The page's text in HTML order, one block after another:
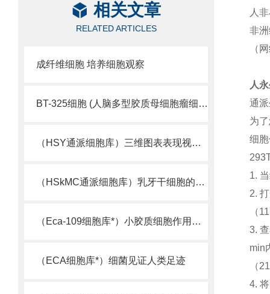
相关文章
RELATED ARTICLES
成纤维细胞 培养细胞观察
BT-325细胞 (人脑多型胶质母细胞瘤细胞库)
（HSY通派细胞库）三维图表表现视觉细胞活性
（HSkMC通派细胞库）乳牙干细胞的又一来源
（Eca-109细胞库*）小胶质细胞作用机制被揭示
（ECA细胞库*）细菌见证人类足迹
人
非
（
人
通
为
细
1.
2.
（
3.
min
（
4.